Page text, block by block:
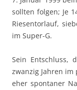
sollten folgen; Je
Riesentorlauf,
im Super-G.
Sein Entschluss,
zwanzig Jahren
eher spontaner